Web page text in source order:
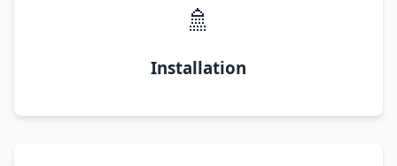
🚿
Installation